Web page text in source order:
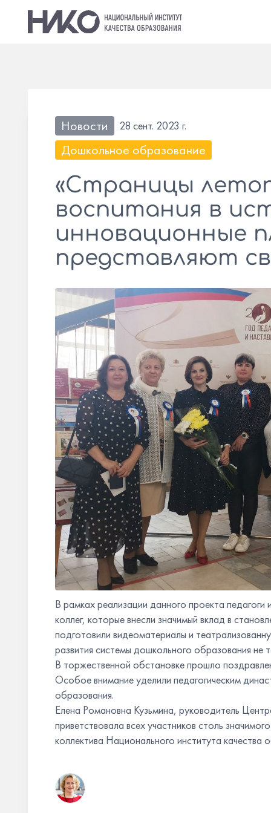
Новости 28 сент. 2023 г.
Дошкольное образование
«Страницы
воспитания в
инновационные
представляют
В рамках реализации данного проекта
коллег, которые внесли значимый вклад в
подготовили видеоматериалы и
развития системы дошкольного образования не
В торжественной обстановке прошло
Особое внимание уделили педагогическим
образования.
Елена Романовна Кузьмина, руководитель
приветствовала всех участников столь
коллектива Национального института